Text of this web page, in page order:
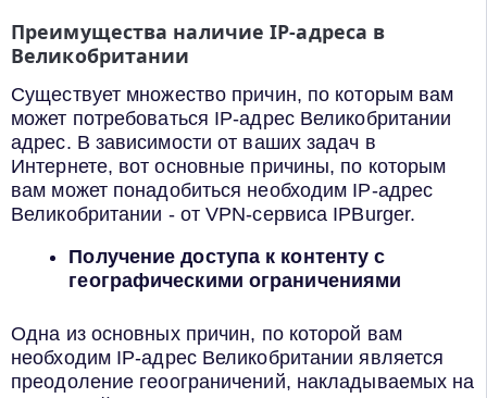
Преимущества наличие IP-адреса в
Великобритании
Существует множество причин, по которым вам
может потребоваться IP-адрес Великобритании
адрес. В зависимости от ваших задач в
Интернете, вот основные причины, по которым
вам может понадобиться необходим IP-адрес
Великобритании - от VPN-сервиса IPBurger.
Получение доступа к контенту с
географическими ограничениями
Одна из основных причин, по которой вам
необходим IP-адрес Великобритании является
преодоление геоограничений, накладываемых на